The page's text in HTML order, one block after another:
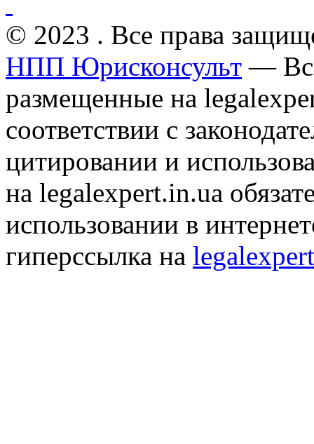
© 2023 . Все права
НПП Юрисконсульт —
размещенные на
соответствии с
цитировании и
на legalexpert.in.ua
использовании в
гиперссылка на